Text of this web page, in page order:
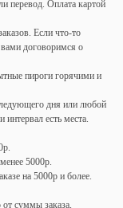
перевод. Оплата картой
Если что-то
вами договоримся о
пироги горячими и
дня или любой
интервал есть места.
5000р.
на 5000р и более.
суммы заказа,